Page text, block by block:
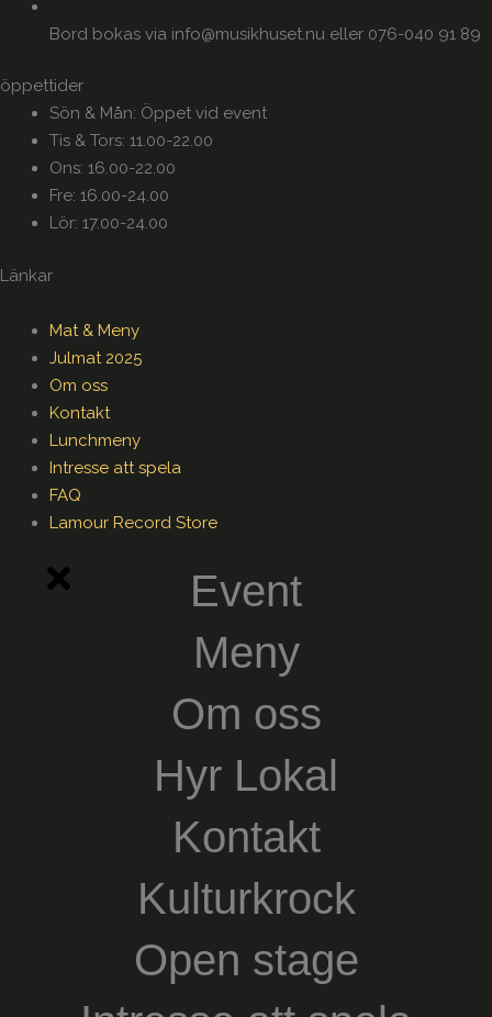
Bord bokas via info@musikhuset.nu eller 076-040 91 89
öppettider
Sön & Mån: Öppet vid event
Tis & Tors: 11.00-22.00
Ons: 16.00-22.00
Fre: 16.00-24.00
Lör: 17.00-24.00
Länkar
Mat & Meny
Julmat 2025
Om oss
Kontakt
Lunchmeny
Intresse att spela
FAQ
Lamour Record Store
Event
Meny
Om oss
Hyr Lokal
Kontakt
Kulturkrock
Open stage